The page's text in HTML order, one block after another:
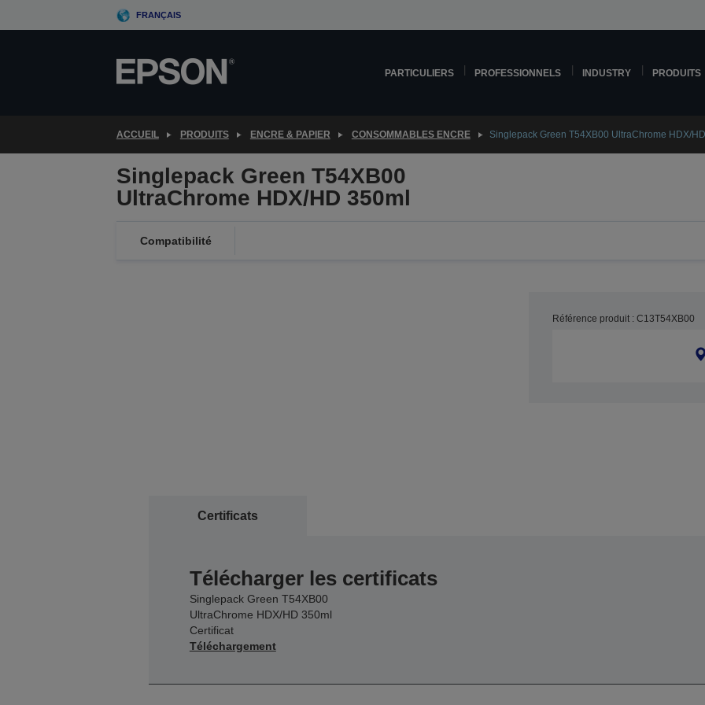
to
FRANÇAIS
PARTICULIERS PROFESSIONNELS INDUSTRY PRODUITS
ACCUEIL PRODUITS ENCRE & PAPIER CONSOMMABLES ENCRE Singlepack Green T54XB00 UltraChrome HDX/
Singlepack Green T54XB00
UltraChrome HDX/HD 350ml
Compatibilité
Référence produit : C13T54XB00
Certificats
Télécharger les certificats
Singlepack Green T54XB00
UltraChrome HDX/HD 350ml
Certificat
Téléchargement